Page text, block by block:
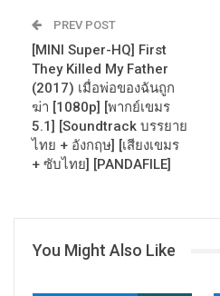
PREV POST
[MINI Super-HQ] First
They Killed My Father
(2017) เมื่อพ่อของฉันถูก
ฆ่า [1080p] [พากย์เขมร
5.1] [Soundtrack บรรยาย
ไทย + อังกฤษ] [เสียงเขมร
+ ซับไทย] [PANDAFILE]
You Might Also Like